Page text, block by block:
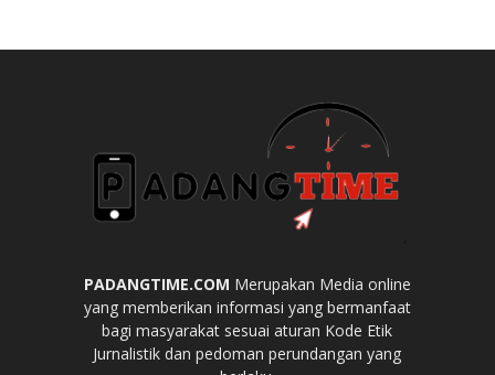
PADANGTIME.COM Merupakan Media online
yang memberikan informasi yang bermanfaat
bagi masyarakat sesuai aturan Kode Etik
Jurnalistik dan pedoman perundangan yang